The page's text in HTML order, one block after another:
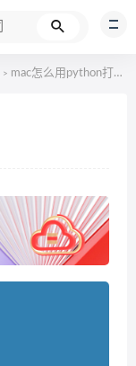
> mac怎么用python打开文件？